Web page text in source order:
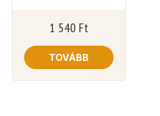
1 540 Ft
TOVÁBB